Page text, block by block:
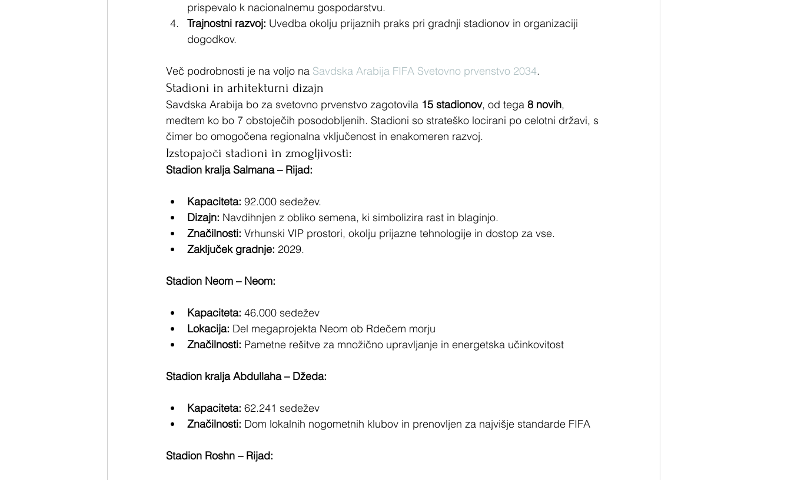
prispevalo k nacionalnemu gospodarstvu.
Trajnostni razvoj: Uvedba okolju prijaznih praks pri gradnji stadionov in organizaciji
dogodkov.
Več podrobnosti je na voljo na Savdska Arabija FIFA Svetovno prvenstvo 2034.
Stadioni in arhitekturni dizajn
Savdska Arabija bo za svetovno prvenstvo zagotovila 15 stadionov, od tega 8 novih,
medtem ko bo 7 obstoječih posodobljenih. Stadioni so strateško locirani po celotni državi, s
čimer bo omogočena regionalna vključenost in enakomeren razvoj.
Izstopajoči stadioni in zmogljivosti:
Stadion kralja Salmana – Rijad:
Kapaciteta: 92.000 sedežev.
Dizajn: Navdihnjen z obliko semena, ki simbolizira rast in blaginjo.
Značilnosti: Vrhunski VIP prostori, okolju prijazne tehnologije in dostop za vse.
Zaključek gradnje: 2029.
Stadion Neom – Neom:
Kapaciteta: 46.000 sedežev
Lokacija: Del megaprojekta Neom ob Rdečem morju
Značilnosti: Pametne rešitve za množično upravljanje in energetska učinkovitost
Stadion kralja Abdullaha – Džeda:
Kapaciteta: 62.241 sedežev
Značilnosti: Dom lokalnih nogometnih klubov in prenovljen za najvišje standarde FIFA
Stadion Roshn – Rijad: